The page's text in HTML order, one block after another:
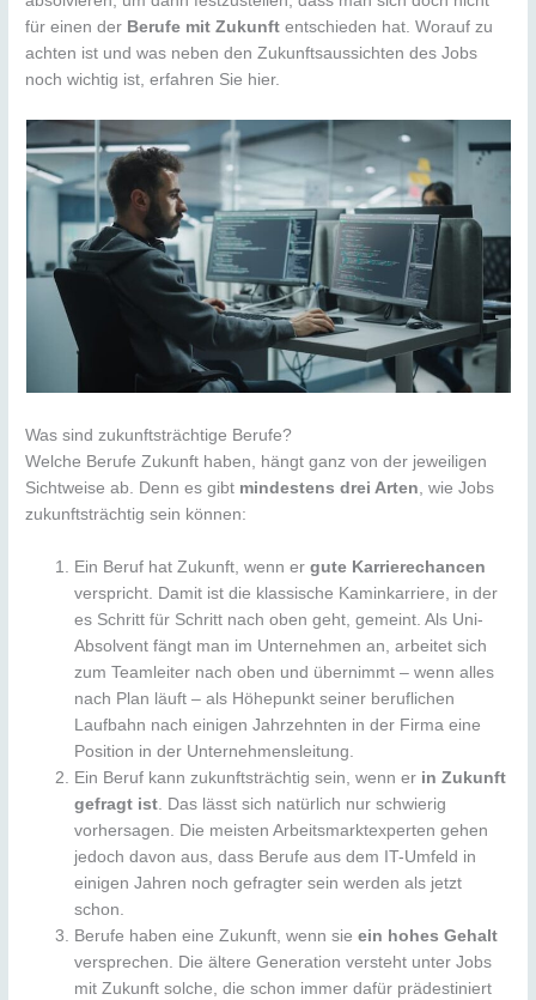
für einen der Berufe mit Zukunft entschieden hat. Worauf zu
achten ist und was neben den Zukunftsaussichten des Jobs
noch wichtig ist, erfahren Sie hier.
Was sind zukunftsträchtige Berufe?
Welche Berufe Zukunft haben, hängt ganz von der jeweiligen
Sichtweise ab. Denn es gibt mindestens drei Arten, wie Jobs
zukunftsträchtig sein können:
Ein Beruf hat Zukunft, wenn ergute Karrierechancen
verspricht. Damit ist die klassische Kaminkarriere, in der
es Schritt für Schritt nach oben geht, gemeint. Als Uni-
Absolvent fängt man im Unternehmen an, arbeitet sich
zum Teamleiter nach oben und übernimmt – wenn alles
nach Plan läuft – als Höhepunkt seiner beruflichen
Laufbahn nach einigen Jahrzehnten in der Firma eine
Position in der Unternehmensleitung.
Ein Beruf kann zukunftsträchtig sein, wenn er in Zukunft
gefragt ist. Das lässt sich natürlich nur schwierig
vorhersagen. Die meisten Arbeitsmarktexperten gehen
jedoch davon aus, dass Berufe aus dem IT-Umfeld in
einigen Jahren noch gefragter sein werden als jetzt
schon.
Berufe haben eine Zukunft, wenn sieein hohes Gehalt
versprechen. Die ältere Generation versteht unter Jobs
mit Zukunft solche, die schon immer dafür prädestiniert